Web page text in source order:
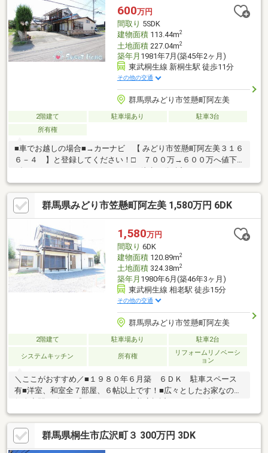
歩４分♪□ とりせん阿左美店：徒歩１１分♪□ ウエルシアみどり
岩宿駅前店：徒歩５分♪□ 幼保連携型認定こども園みどりのか
ぜ：徒歩１３分♪
600万円
間取り 5SDK
建物面積113.44m2
土地面積227.04m2
築年月 1981年7月(築45年2ヶ月)
東武桐生線 新桐生駅 徒歩11分
その他の交通
群馬県みどり市笠懸町阿左美
2階建て 駐車場あり
駐車3台
所有権
■車でお越しの場合■→カーナビ 【 みどり市笠懸町阿左美３１６
６－４ 】と登録してください！□ ７００万→６００万へ値下
っとしたお買い物に便利です♪■ カースペース３台可♪※ 契約不
適合責任免責※ 現況有姿・引き渡し要相談＊☆＊ーー Ｌｉｆ
ｅ Ｉｎｆｏｒｍａｔｉｏｎ ーー＊☆＊◇ 笠懸東小学校まで
徒歩１８分♪◇ 笠懸南中学校まで徒歩３２分♪◇ ローソンみど
り阿左美沼東店まで徒歩９分♪◇ クスリのアオキ阿左美店まで
徒歩５分♪◇ 東邦病院まで徒歩１２分♪
群馬県みどり市笠懸町阿左美 1,580万円 6DK
1,580万円
間取り 6DK
建物面積120.89m2
土地面積324.38m2
築年月 1980年6月(築46年3ヶ月)
東武桐生線 相老駅 徒歩15分
その他の交通
群馬県みどり市笠懸町阿左美
2階建て 駐車場あり 駐車2台
システムキッチン 所有権
リフォームリノベーシ
ョン
＼ここがおすすめ／■１９８０年６月築 ６ＤＫ 駐車スペース
有■洋室、和室全７部屋、６帖以上です！■広々としたお家なので
個人空間の確保も◎■とりせん阿左美店極近でとても便利です♪■
クスリのアオキ阿左美北店まで徒歩約５分■セブンイレブン 桐生
天沼店まで徒歩約５分■みどり市笠懸北小まで約９００ｍ■２０２
５年６月内外装リフォーム済 ↓内容↓【内装】キッチン・トイ
レ・洗面化粧台・ユニットバス交換 壁紙張替 床一部補
群馬県桐生市広沢町３ 300万円 3DK